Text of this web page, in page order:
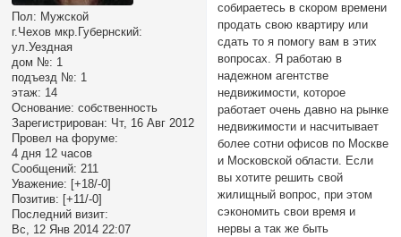
Пол: Мужской
г.Чехов мкр.Губернский:
ул.Уездная
дом №: 1
подъезд №: 1
этаж: 14
Основание: собственность
Зарегистрирован: Чт, 16 Авг 2012
Провел на форуме:
4 дня 12 часов
Сообщений: 211
Уважение: [+18/-0]
Позитив: [+11/-0]
Последний визит:
Вс, 12 Янв 2014 22:07
собираетесь в скором времени
продать свою квартиру или
сдать то я помогу вам в этих
вопросах. Я работаю в
надежном агентстве
недвижимости, которое
работает очень давно на рынке
недвижимости и насчитывает
более сотни офисов по Москве
и Московской области. Если
вы хотите решить свой
жилищный вопрос, при этом
сэкономить свои время и
нервы а так же быть